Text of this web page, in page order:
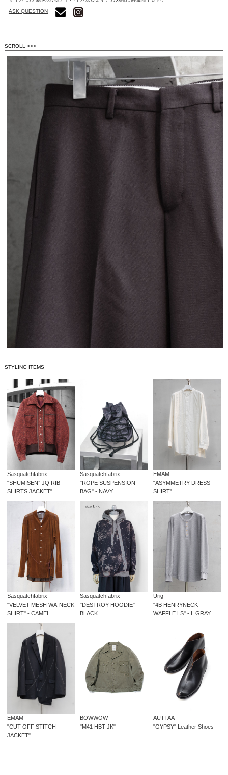
ASK QUESTION
SCROLL >>>
STYLING ITEMS
Sasquatchfabrix
"SHUMISEN” JQ RIB
SHIRTS JACKET"
Sasquatchfabrix
"ROPE SUSPENSION
BAG" - NAVY
EMAM
“ASYMMETRY DRESS
SHIRT"
Sasquatchfabrix
"VELVET MESH WA-NECK
SHIRT" - CAMEL
Sasquatchfabrix
"DESTROY HOODIE" -
BLACK
Urig
"4B HENRYNECK
WAFFLE LS" - L.GRAY
EMAM
"CUT OFF STITCH
JACKET"
BOWWOW
"M41 HBT JK"
AUTTAA
"GYPSY" Leather Shoes